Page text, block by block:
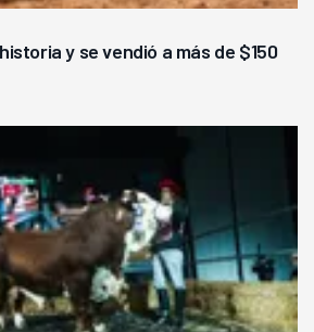
y se vendió a más de $150